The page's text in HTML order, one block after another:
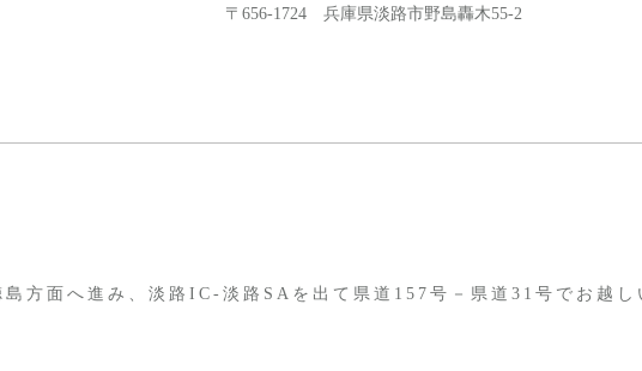
〒656-1724 兵庫県淡路市野島轟木55-2
方面へ進み、淡路IC-淡路SAを出て県道157号－県道31号でお越し